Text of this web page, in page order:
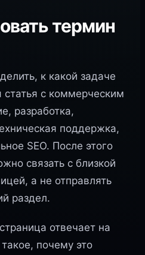
термин
к какой задаче
статья с коммерческим
разработка,
поддержка,
SEO. После этого
связать с близкой
а не отправлять
раздел.
отвечает на
почему это